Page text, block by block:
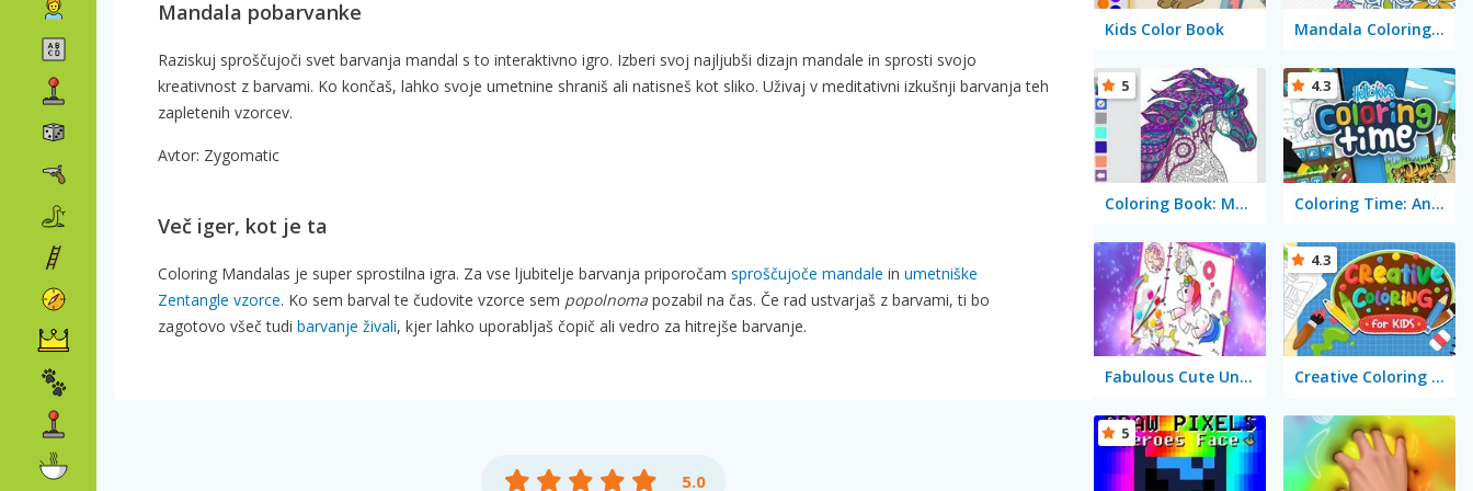
Mandala pobarvanke
Raziskuj sproščujoči svet barvanja mandal s to interaktivno igro. Izberi svoj najljubši dizajn mandale in sprosti svojo
kreativnost z barvami. Ko končaš, lahko svoje umetnine shraniš ali natisneš kot sliko. Uživaj v meditativni izkušnji barvanja teh
zapletenih vzorcev.
Avtor: Zygomatic
Več iger, kot je ta
Coloring Mandalas je super sprostilna igra. Za vse ljubitelje barvanja priporočam sproščujoče mandale in umetniške
Zentangle vzorce. Ko sem barval te čudovite vzorce sem popolnoma pozabil na čas. Če rad ustvarjaš z barvami, ti bo
zagotovo všeč tudi barvanje živali, kjer lahko uporabljaš čopič ali vedro za hitrejše barvanje.
5.0
Kids Color Book Mandala Coloring Book
Coloring Book: Mandala
5
Coloring Time: Animals
4.3
Fabulous Cute Unicorn: Coloring Book Creative Coloring for Kids
4.3
5